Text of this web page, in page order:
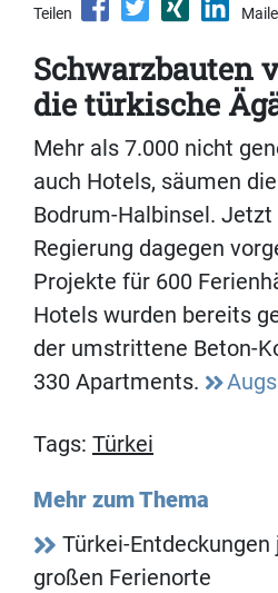
Teilen
Schwarzbauten
die türkische
Mehr als 7.000 nicht
auch Hotels, säumen
Bodrum-Halbinsel.
Regierung dagegen
Projekte für 600
Hotels wurden bereits
der umstrittene Beton-
330 Apartments.
Tags: Türkei
Mehr zum Thema
Türkei-
großen Ferienorte